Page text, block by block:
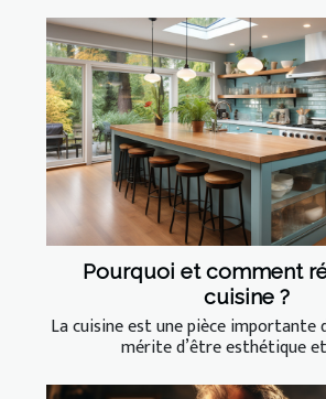
Pourquoi et comment
cuisine ?
La cuisine est une pièce importante
mérite d’être esthétique